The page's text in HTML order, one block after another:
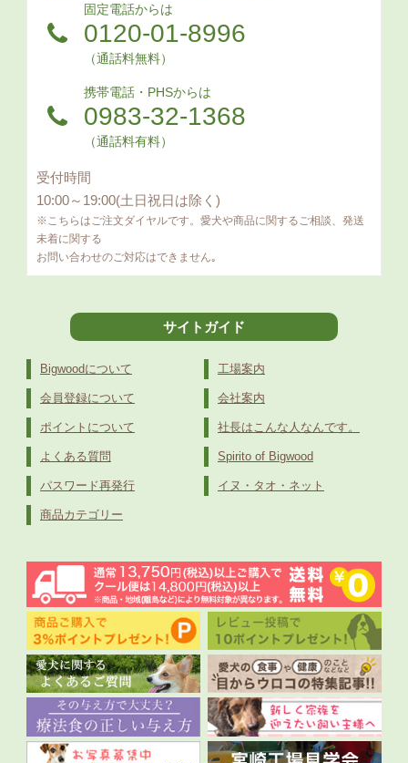
固定電話からは
0120-01-8996
（通話料無料）
携帯電話・PHSからは
0983-32-1368
（通話料有料）
受付時間
10:00～19:00(土日祝日は除く)
※こちらはご注文ダイヤルです。愛犬や商品に関するご相談、発送
未着に関する
お問い合わせのご対応はできません｡
サイトガイド
Bigwoodについて
会員登録について
ポイントについて
よくある質問
パスワード再発行
商品カテゴリー
工場案内
会社案内
社長はこんな人なんです。
Spirito of Bigwood
イヌ・タオ・ネット